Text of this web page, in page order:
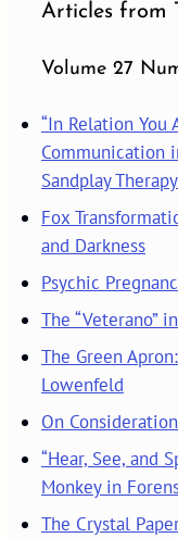
Articles from
Volume 27
“In Relation You
Communication
Sandplay Therapy
Fox
and Darkness
Psychic
The “Veterano”
The Green
Lowenfeld
On
“Hear, See, and
Monkey in
The Crystal